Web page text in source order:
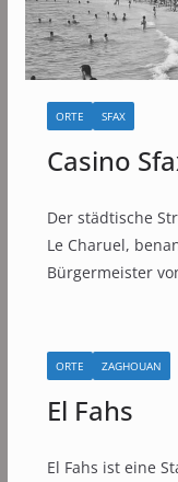
ORTE SFAX
Casino
Der städtische
Le Charuel,
Bürgermeister
ORTE ZAGHOUAN
El Fahs
El Fahs ist eine